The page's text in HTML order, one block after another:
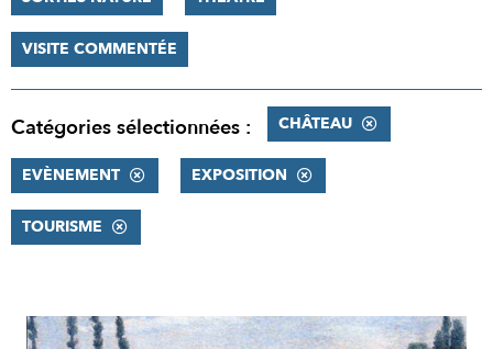
VISITE COMMENTÉE
Catégories sélectionnées : CHÂTEAU
EVÈNEMENT EXPOSITION
TOURISME
RÉSULTATS